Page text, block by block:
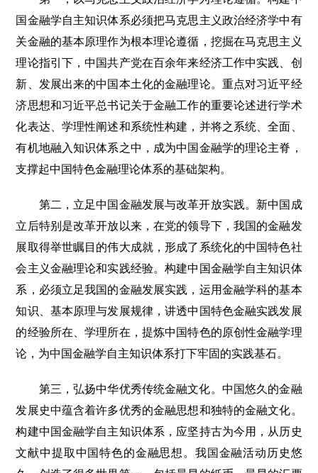
国金融学自主知识体系必须把马克思主义政治经济学中有
关金融的基本原理作为根本理论遵循，挖掘在马克思主义
理论指引下，中国共产党在百余年来经济工作中实践、创
新、发展出来的中国本土化的金融理论。重点对习近平经
济思想和习近平总书记关于金融工作的重要论述进行学术
化表达、学理性阐述和系统性构建，并将之系统、全面、
有机地融入知识体系之中，成为中国金融学的理论主脊，
支撑起中国特色金融理论体系的基础架构。
第二，立足中国金融发展与改革开放实践。新中国成
立后特别是改革开放以来，在党的领导下，我国的金融发
展取得举世瞩目的伟大成就，形成了系统化的中国特色社
会主义金融理论和实践经验。构建中国金融学自主知识体
系，必须立足我国的金融发展实践，运用金融学科的基本
知识、基本原理与发展规律，讲透中国特色金融实践发展
的经验所在、学理所在，提炼中国特色的原创性金融学理
论，为中国金融学自主知识体系打下牢固的实践基石。
第三，弘扬中华优秀传统金融文化。中国悠久的金融
发展史中蕴含着许多优秀的金融思想和独特的金融文化。
构建中国金融学自主知识体系，应坚持古为今用，从历史
文献中提取中国特色的金融思想。我国金融活动历史悠